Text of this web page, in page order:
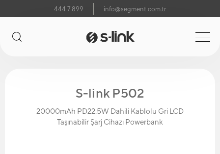
444 7 899 info@segment.com.tr
S-link P502
20000mAh PD22.5W Dahili Kablolu Gri LCD
Taşınabilir Şarj Cihazı Powerbank